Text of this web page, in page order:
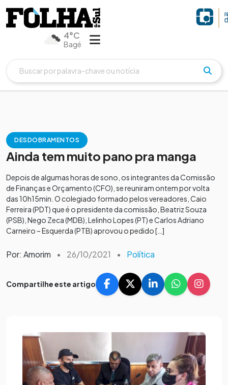
4°C
Bagé
DESDOBRAMENTOS
Ainda tem muito pano pra manga
Depois de algumas horas de sono, os integrantes da Comissão
de Finanças e Orçamento (CFO), se reuniram ontem por volta
das 10h15min. O colegiado formado pelos vereadores, Caio
Ferreira (PDT) que é o presidente da comissão, Beatriz Souza
(PSB), Nego Zeca (MDB), Lelinho Lopes (PT) e Carlos Adriano
Carneiro – Esquerda (PTB) aprovou o pedido […]
Por: Amorim • 26/10/2021 • Política
Compartilhe este artigo